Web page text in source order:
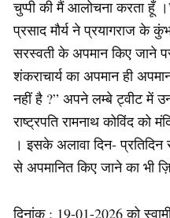
चुप्पी की मैं आलोचना करता हूँ
प्रसाद मौर्य ने प्रयागराज के
सरस्वती के अपमान किए जाने
शंकराचार्य का अपमान ही
नहीं है ?” अपने लम्बे ट्वीट में
राष्ट्रपति रामनाथ कोविंद को
। इसके अलावा दिन- प्रतिदिन
से अपमानित किए जाने का भी
दिनांक : 19-01-2026 को